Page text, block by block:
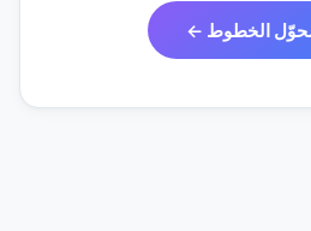
الخطوط ←